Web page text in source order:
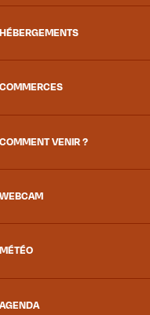
HÉBERGEMENTS
COMMERCES
COMMENT VENIR ?
WEBCAM
MÉTÉO
AGENDA
?
locaux